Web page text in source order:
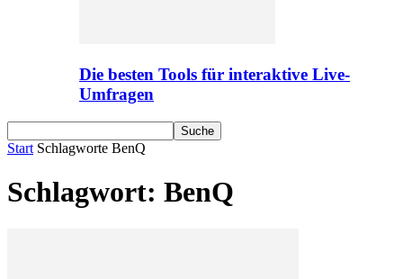
Die besten Tools für interaktive Live-
Umfragen
Start Schlagworte BenQ
Schlagwort: BenQ